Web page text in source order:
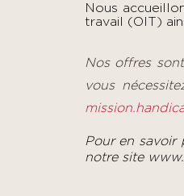
Nous
travail (OIT)
Nos offres
vous
Pour en savoir
notre site